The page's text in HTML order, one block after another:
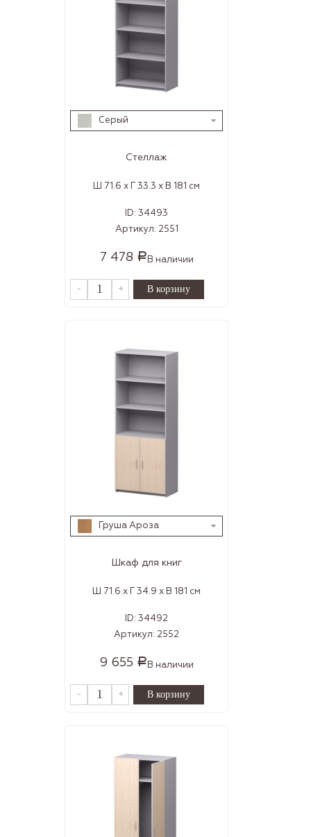
Серый
Стеллаж
Ш 71.6 x Г 33.3 x В 181 см
ID: 34493
Артикул: 2551
7 478 Р В наличии
- +
Груша Ароза
Шкаф для книг
Ш 71.6 x Г 34.9 x В 181 см
ID: 34492
Артикул: 2552
9 655 Р В наличии
- +